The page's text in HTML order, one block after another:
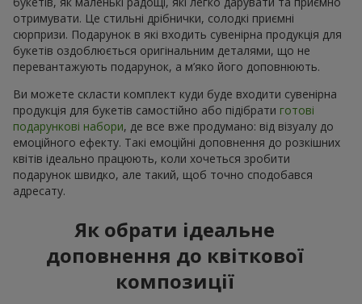
отримувати. Це стильні дрібнички, солодкі приємні
сюрпризи. Подарунок в які входить сувенірна продукція для
букетів оздоблюється оригінальним деталями, що не
перевантажують подарунок, а м’яко його доповнюють.
Ви можете скласти комплект куди буде входити сувенірна
продукція для букетів самостійно або підібрати готові
подарункові набори, де все вже продумано: від візуалу до
емоційного ефекту. Такі емоційні доповнення до розкішних
квітів ідеально працюють, коли хочеться зробити
подарунок швидко, але такий, щоб точно сподобався
адресату.
Як обрати ідеальне
доповнення до квіткової
композиції